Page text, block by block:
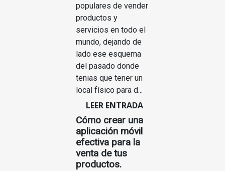
populares de vender
productos y
servicios en todo el
mundo, dejando de
lado ese esquema
del pasado donde
tenias que tener un
local físico para d...
LEER ENTRADA
Cómo crear una
aplicación móvil
efectiva para la
venta de tus
productos.